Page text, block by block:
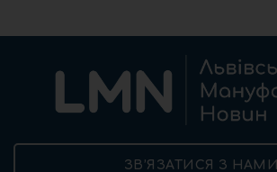
ЗВ’ЯЗАТИСЯ З НАМИ